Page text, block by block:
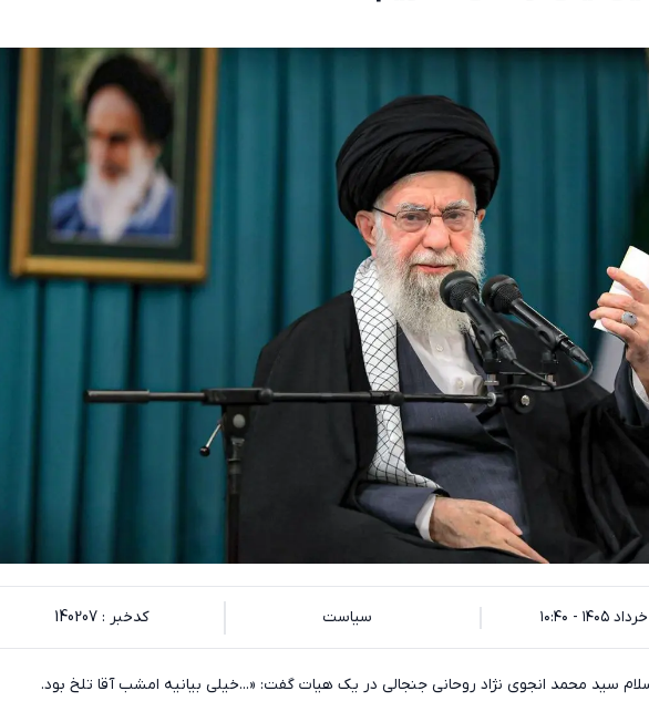
سیاست کدخبر : 140207
سید محمد انجوی نژاد روحانی جنجالی در یک هیات گفت: «...خیلی بیانیه امشب آقا تلخ بود.